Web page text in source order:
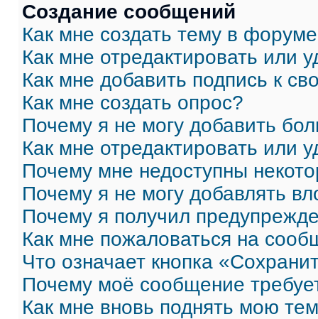
Создание сообщений
Как мне создать тему в
Как мне отредактировать или
Как мне добавить подпись к
Как мне создать опрос?
Почему я не могу добавить
Как мне отредактировать или
Почему мне недоступны
Почему я не могу добавлять
Почему я получил
Как мне пожаловаться на
Что означает кнопка
Почему моё сообщение
Как мне вновь поднять мою